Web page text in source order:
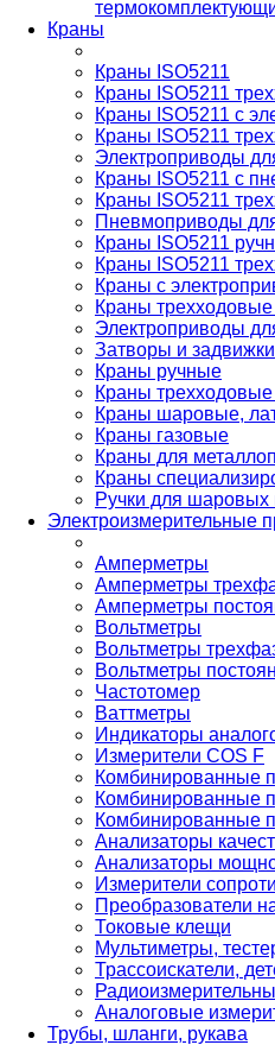
Краны
Краны ISO5211
Краны ISO5211
Краны ISO5211 с
Краны ISO5211
Электроприводы
Краны ISO5211 с
Краны ISO5211
Пневмоприводы
Краны ISO5211
Краны ISO5211
Краны с
Краны
Электроприводы
Затворы и задвижки
Краны ручные
Краны
Краны шаровые,
Краны газовые
Краны для
Краны
Ручки для шаровых
Электроизмерительные
Амперметры
Амперметры
Амперметры
Вольтметры
Вольтметры
Вольтметры
Частотомер
Ваттметры
Индикаторы
Измерители COS F
Комбинированные
Комбинированные
Комбинированные
Анализаторы
Анализаторы
Измерители
Преобразователи
Токовые клещи
Мультиметры,
Трассоискатели,
Аналоговые
Трубы, шланги, рукава